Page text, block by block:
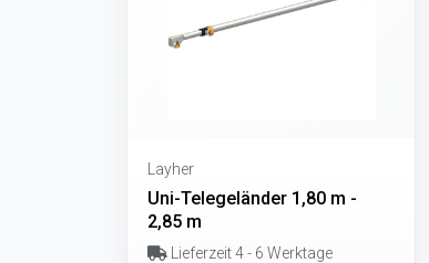
Layher
Uni-Telegeländer 1,80 m -
2,85 m
Lieferzeit 4 - 6 Werktage